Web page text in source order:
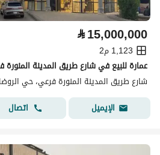
⃁15,000,000
1,123 م2
شارع طريق المدينة المنورة فرعي، حي
الإيميل
اتصال